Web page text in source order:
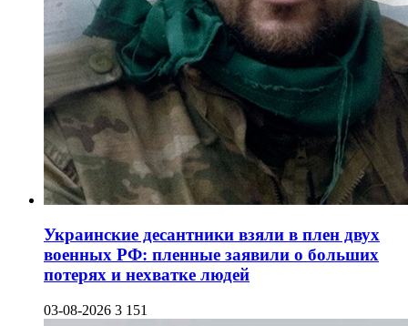
Украинские десантники взяли в плен двух
военных РФ: пленные заявили о больших
потерях и нехватке людей
03-08-2026 3 151